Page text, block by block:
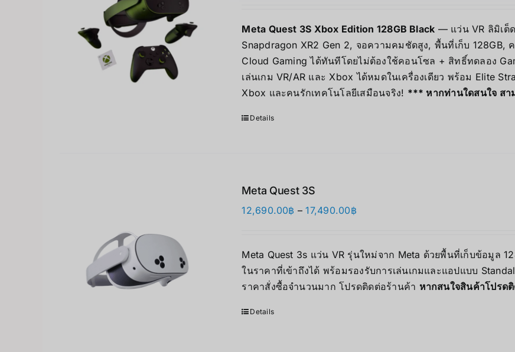
Meta Quest 3S Xbox Edition 128GB Black — แว่น VR ลิมิเต็
Snapdragon XR2 Gen 2, จอความคมชัดสูง, พื้นที่เก็บ 128GB,
Cloud Gaming ได้ทันทีโดยไม่ต้องใช้คอนโซล + สิทธิ์ทดลอง
เล่นเกม VR/AR และ Xbox ได้หมดในเครื่องเดียว พร้อม Elite
Xbox และคนรักเทคโนโลยีเสมือนจริง! *** หากท่านใดสนใจ สา
Details
Meta Quest 3S
12,690.00฿ – 17,490.00฿价
围：
12,690.00฿
至
Meta Quest 3s แว่น VR รุ่นใหม่จาก Meta ด้วยพื้นที่เก็บข้อมูล
ในราคาที่เข้าถึงได้ พร้อมรองรับการเล่นเกมและแอปแบบ
ราคาสั่งซื้อจำนวนมาก โปรดติดต่อร้านค้า หากสนใจสินค้าโปรด
Details